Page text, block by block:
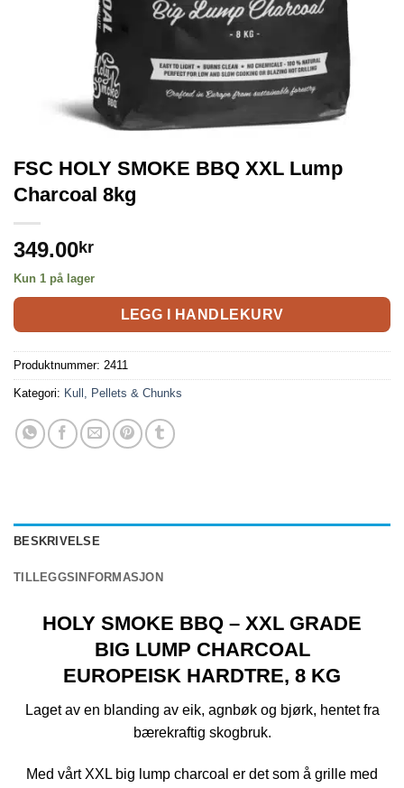
FSC HOLY SMOKE BBQ XXL Lump
Charcoal 8kg
349.00kr
Kun 1 på lager
LEGG I HANDLEKURV
Produktnummer: 2411
Kategori: Kull, Pellets & Chunks
BESKRIVELSE
TILLEGGSINFORMASJON
HOLY SMOKE BBQ – XXL GRADE
BIG LUMP CHARCOAL
EUROPEISK HARDTRE, 8 KG
Laget av en blanding av eik, agnbøk og bjørk, hentet fra
bærekraftig skogbruk.
Med vårt XXL big lump charcoal er det som å grille med